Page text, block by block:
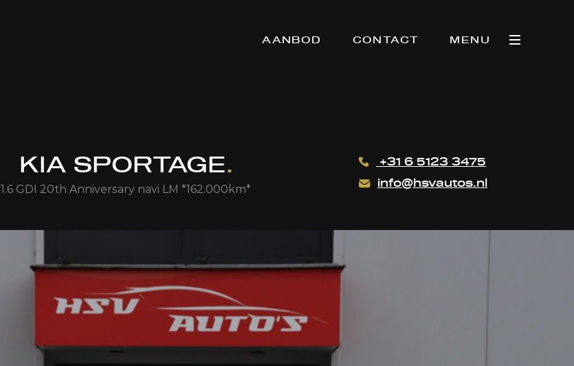
AANBOD CONTACT MENU
+31 6 5123 3475
info@hsvautos.nl
KIA SPORTAGE.
1.6 GDI 20th Anniversary navi LM *162.000km*